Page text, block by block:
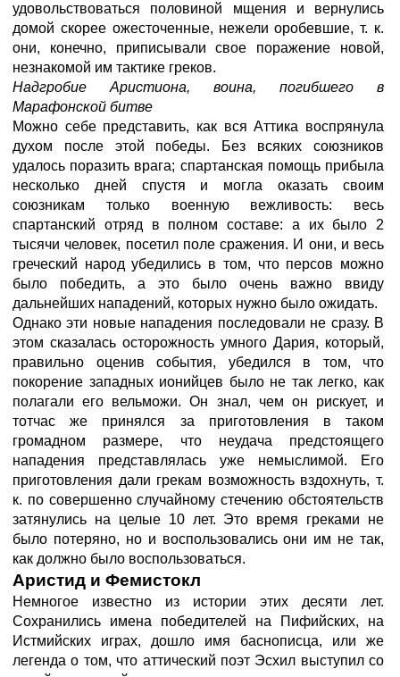
удовольствоваться половиной мщения и вернулись
домой скорее ожесточенные, нежели оробевшие, т. к.
они, конечно, приписывали свое поражение новой,
незнакомой им тактике греков.
Надгробие Аристиона, воина, погибшего в
Марафонской битве
Можно себе представить, как вся Аттика воспрянула
духом после этой победы. Без всяких союзников
удалось поразить врага; спартанская помощь прибыла
несколько дней спустя и могла оказать своим
союзникам только военную вежливость: весь
спартанский отряд в полном составе: а их было 2
тысячи человек, посетил поле сражения. И они, и весь
греческий народ убедились в том, что персов можно
было победить, а это было очень важно ввиду
дальнейших нападений, которых нужно было ожидать.
Однако эти новые нападения последовали не сразу. В
этом сказалась осторожность умного Дария, который,
правильно оценив события, убедился в том, что
покорение западных ионийцев было не так легко, как
полагали его вельможи. Он знал, чем он рискует, и
тотчас же принялся за приготовления в таком
громадном размере, что неудача предстоящего
нападения представлялась уже немыслимой. Его
приготовления дали грекам возможность вздохнуть, т.
к. по совершенно случайному стечению обстоятельств
затянулись на целые 10 лет. Это время греками не
было потеряно, но и воспользовались они им не так,
как должно было воспользоваться.
Аристид и Фемистокл
Немногое известно из истории этих десяти лет.
Сохранились имена победителей на Пифийских, на
Истмийских играх, дошло имя баснописца, или же
легенда о том, что аттический поэт Эсхил выступил со